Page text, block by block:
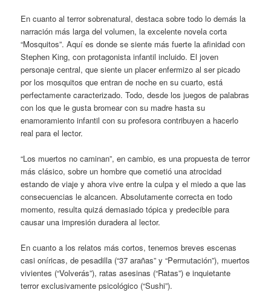
En cuanto al terror sobrenatural, destaca sobre todo lo demás la
narración más larga del volumen, la excelente novela corta
“Mosquitos”. Aquí es donde se siente más fuerte la afinidad con
Stephen King, con protagonista infantil incluido. El joven
personaje central, que siente un placer enfermizo al ser picado
por los mosquitos que entran de noche en su cuarto, está
perfectamente caracterizado. Todo, desde los juegos de palabras
con los que le gusta bromear con su madre hasta su
enamoramiento infantil con su profesora contribuyen a hacerlo
real para el lector.
“Los muertos no caminan”, en cambio, es una propuesta de terror
más clásico, sobre un hombre que cometió una atrocidad
estando de viaje y ahora vive entre la culpa y el miedo a que las
consecuencias le alcancen. Absolutamente correcta en todo
momento, resulta quizá demasiado tópica y predecible para
causar una impresión duradera al lector.
En cuanto a los relatos más cortos, tenemos breves escenas
casi oníricas, de pesadilla (“37 arañas” y “Permutación”), muertos
vivientes (“Volverás”), ratas asesinas (“Ratas”) e inquietante
terror exclusivamente psicológico (“Sushi”).